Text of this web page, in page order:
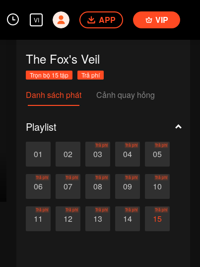
VI APP VIP
The Fox's Veil
Trọn bộ 15 tập Trả phí
Danh sách phát Cảnh quay hỏng
Playlist
01 02 03
Trả phí
04
Trả phí
05
Trả phí
06
Trả phí
07
Trả phí
08
Trả phí
09
Trả phí
10
Trả phí
11
Trả phí
12
Trả phí
13
Trả phí
14
Trả phí
15
Trả phí